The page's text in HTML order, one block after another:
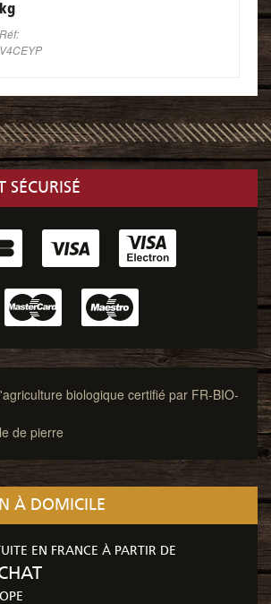
kg
Réf:
V4CEYP
SÉCURISÉ
biologique certifié par FR-BIO-
de pierre
À DOMICILE
EN FRANCE À PARTIR DE